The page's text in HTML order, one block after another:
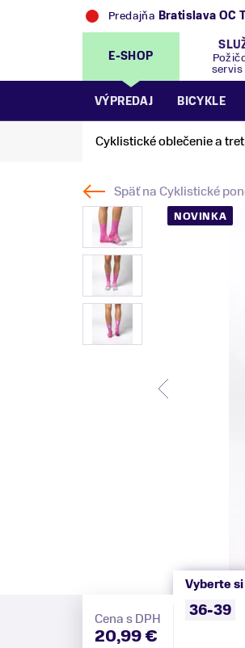
Predajňa Bratislava OC
E-SHOP
servis
VÝPREDAJ BICYKLE
Cyklistické oblečenie a
Späť naCyklistické
NOVINKA
Cena s DPH
20,99 €
Vyberte
36-39